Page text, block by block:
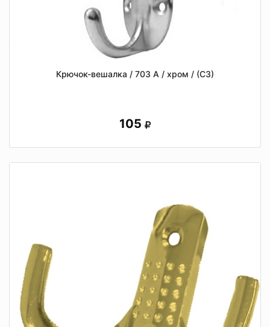
Крючок-вешалка / 703 А / хром / (СЗ)
105